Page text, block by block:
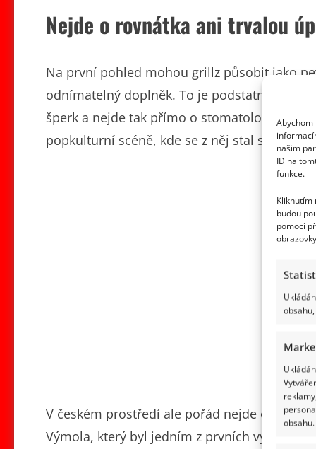
Abychom
našim
ID na
funkce.
Kliknutím
budou
pomocí
obsahu.
Nejde o rovnátka ani trvalou
Na první pohled mohou grillz působit jako
odnímatelný doplněk. To je podstatný
šperk a nejde tak přímo o stomatologický
popkulturní scéně, kde se z něj stal symbol
V českém prostředí ale pořád nejde o úplně
Výmola, který byl jedním z prvních výrobců